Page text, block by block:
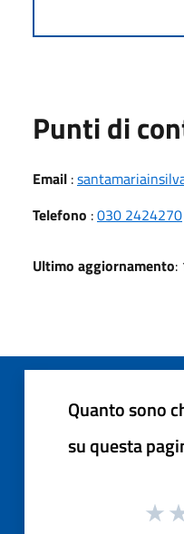
Punti di
Email :
Telefono :030 2424270
Ultimo aggiornamento:
Quanto sono
su questa